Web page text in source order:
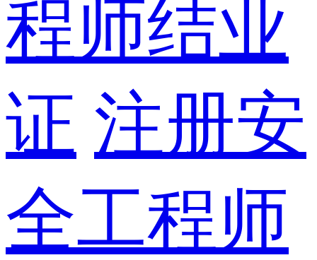
程师结业
证 注册安
全工程师